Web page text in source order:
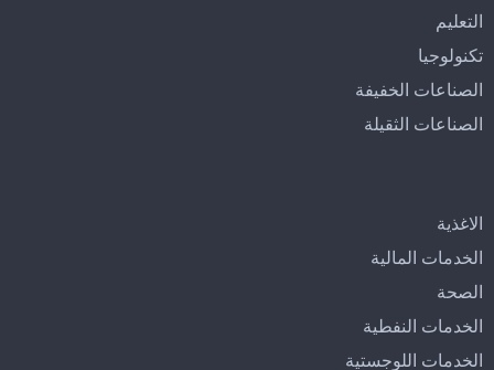
التعليم
تكنولوجيا
الصناعات الخفيفة
الصناعات الثقيلة
الاغذية
الخدمات المالية
الصحة
الخدمات النفطية
الخدمات اللوجستية